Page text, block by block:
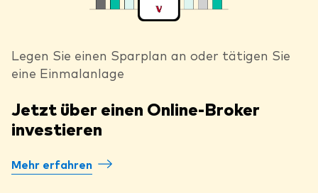
Legen Sie einen Sparplan an oder tätigen Sie
eine Einmalanlage
Jetzt über einen Online-Broker
investieren
Mehr erfahren